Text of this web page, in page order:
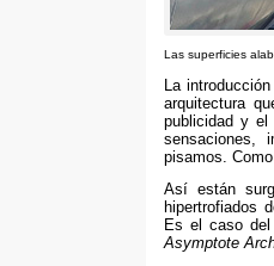
Las superficies
La
arquitectura
publicidad y el
sensaciones,
pisamos.
Así están
hipertrofiados
Es el caso del
Asymptote